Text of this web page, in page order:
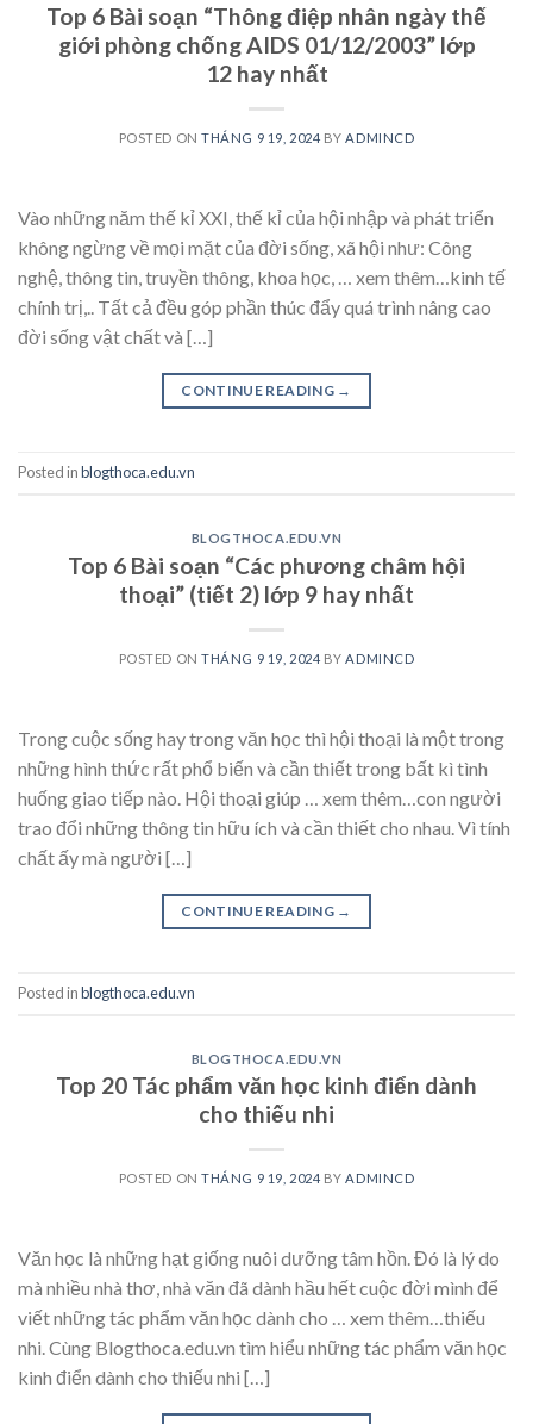
Top 6 Bài soạn “Thông điệp nhân ngày thế
giới phòng chống AIDS 01/12/2003” lớp
12 hay nhất
POSTED ONTHÁNG 9 19, 2024 BYADMINCD
Vào những năm thế kỉ XXI, thế kỉ của hội nhập và phát triển
không ngừng về mọi mặt của đời sống, xã hội như: Công
nghệ, thông tin, truyền thông, khoa học, … xem thêm…kinh tế
chính trị,.. Tất cả đều góp phần thúc đẩy quá trình nâng cao
đời sống vật chất và […]
CONTINUE READING →
Posted inblogthoca.edu.vn
BLOGTHOCA.EDU.VN
Top 6 Bài soạn “Các phương châm hội
thoại” (tiết 2) lớp 9 hay nhất
POSTED ONTHÁNG 9 19, 2024 BY ADMINCD
Trong cuộc sống hay trong văn học thì hội thoại là một trong
những hình thức rất phổ biến và cần thiết trong bất kì tình
huống giao tiếp nào. Hội thoại giúp … xem thêm…con người
trao đổi những thông tin hữu ích và cần thiết cho nhau. Vì tính
chất ấy mà người […]
CONTINUE READING →
Posted inblogthoca.edu.vn
BLOGTHOCA.EDU.VN
Top 20 Tác phẩm văn học kinh điển dành
cho thiếu nhi
POSTED ONTHÁNG 9 19, 2024 BYADMINCD
Văn học là những hạt giống nuôi dưỡng tâm hồn. Đó là lý do
mà nhiều nhà thơ, nhà văn đã dành hầu hết cuộc đời mình để
viết những tác phẩm văn học dành cho … xem thêm…thiếu
nhi. Cùng Blogthoca.edu.vn tìm hiểu những tác phẩm văn học
kinh điển dành cho thiếu nhi […]